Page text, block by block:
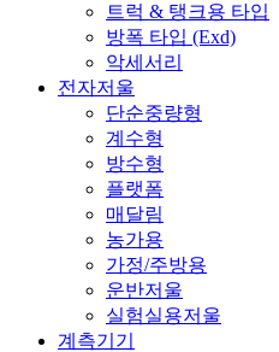
트럭 & 탱크용 타입
방폭 타입 (Exd)
악세서리
전자저울
단순중량형
계수형
방수형
플랫폼
매달림
농가용
가정/주방용
운반저울
실험실용저울
계측기기